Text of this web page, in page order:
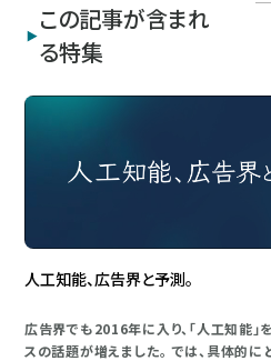
この記事が含まれ
る特集
人工知能、広告界と予測。
広告界でも2016年に入り、「人工知能」
スの話題が増えました。 では、具体的